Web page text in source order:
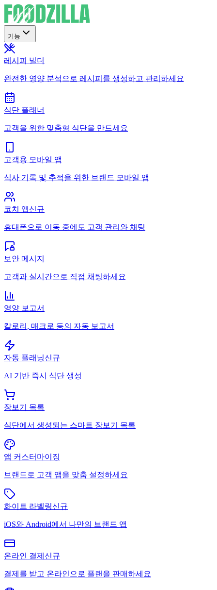
기능
레시피 빌더
완전한 영양 분석으로 레시피를 생성하고 관리하세요
식단 플래너
고객을 위한 맞춤형 식단을 만드세요
고객용 모바일 앱
식사 기록 및 추적을 위한 브랜드 모바일 앱
코치 앱신규
휴대폰으로 이동 중에도 고객 관리와 채팅
보안 메시지
고객과 실시간으로 직접 채팅하세요
영양 보고서
칼로리, 매크로 등의 자동 보고서
자동 플래닝신규
AI 기반 즉시 식단 생성
장보기 목록
식단에서 생성되는 스마트 장보기 목록
앱 커스터마이징
브랜드로 고객 앱을 맞춤 설정하세요
화이트 라벨링신규
iOS와 Android에서 나만의 브랜드 앱
온라인 결제 신규
결제를 받고 온라인으로 플랜을 판매하세요